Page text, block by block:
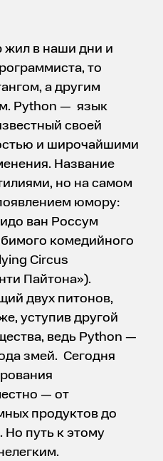
жил в наши дни и
то
а другим
Python — язык
своей
и широчайшими
Название
но на самом
юмору:
ван Россум
комедийного
Circus
Пайтона»).
двух питонов,
уступив другой
ведь Python —
змей. Сегодня
— от
продуктов до
путь к этому